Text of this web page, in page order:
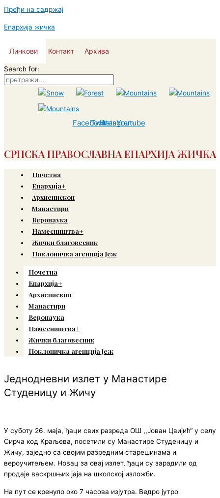
Пређи на садржај
Епархија жичка
Линкови Контакт Архива
Search for:
Facebook
Twitter
Instagram
Youtube
СРПСКА ПРАВОСЛАВНА ЕПАРХИЈА ЖИЧКА
Почетна
Епархија+
Архиепископ
Манастири
Веронаука
Намесништва+
Жички благовесник
Поклоничка агенција Јеж
Почетна
Епархија+
Архиепископ
Манастири
Веронаука
Намесништва+
Жички благовесник
Поклоничка агенција Јеж
Једнодневни излет у Манастире
Студеницу и Жичу
У суботу 26. маја, ђаци свих разреда ОШ ,,Јован Цвијић“ у селу
Сирча код Краљева, посетили су Манастире Студеницу и
Жичу, заједно са својим разредним старешинама и
вероучитељем. Новац за овај излет, ђаци су зарадили од
продаје васкршњих јаја на школској изложби.
На пут се кренуло око 7 часова изјутра. Ведро јутро